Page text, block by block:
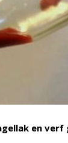
en verf